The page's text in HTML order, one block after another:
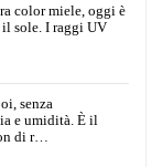
color miele, oggi è
il sole. I raggi UV
senza
e umidità. È il
di r…